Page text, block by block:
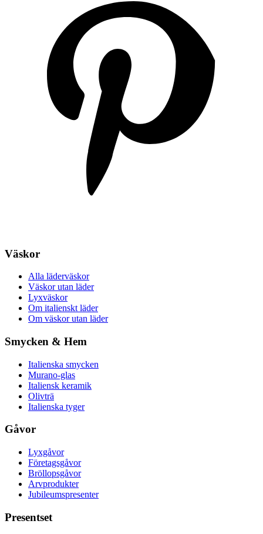
Väskor
Alla läderväskor
Väskor utan läder
Lyxväskor
Om italienskt läder
Om väskor utan läder
Smycken & Hem
Italienska smycken
Murano-glas
Italiensk keramik
Olivträ
Italienska tyger
Gåvor
Lyxgåvor
Företagsgåvor
Bröllopsgåvor
Arvprodukter
Jubileumspresenter
Presentset